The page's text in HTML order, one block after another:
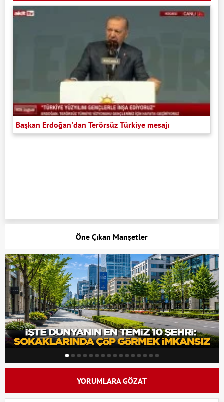
Başkan Erdoğan'dan Terörsüz Türkiye mesajı
Öne Çıkan Manşetler
YORUMLARA GÖZAT